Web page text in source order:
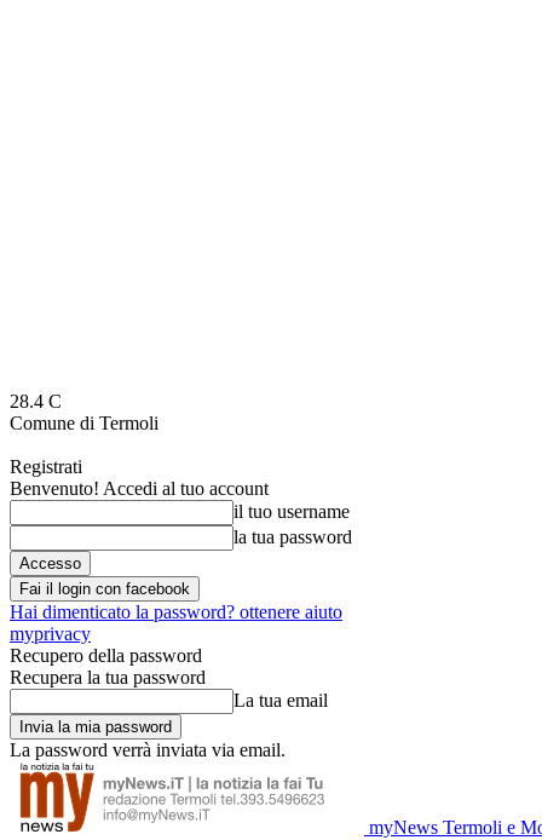
28.4 C
Comune di Termoli
Registrati
Benvenuto! Accedi al tuo account
il tuo username
la tua password
Fai il login con facebook
Hai dimenticato la password? ottenere aiuto
myprivacy
Recupero della password
Recupera la tua password
La tua email
La password verrà inviata via email.
myNews Termoli e